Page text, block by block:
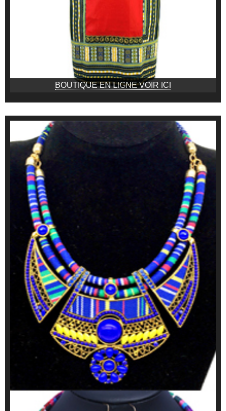
BOUTIQUE EN LIGNE VOIR ICI